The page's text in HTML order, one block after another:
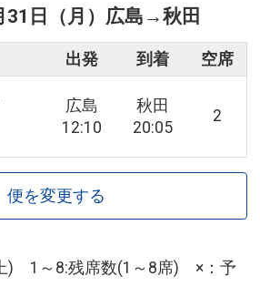
日（月） 広島 →秋田
出発 到着 空席
広島
12:10
秋田
20:05
2
便を変更する
) 1～8:残席数(1～8席) ×：予